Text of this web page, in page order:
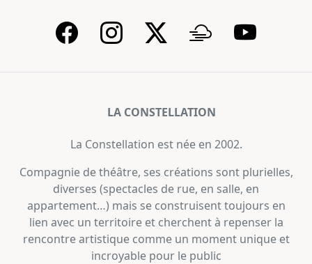
LA CONSTELLATION
La Constellation est née en 2002.
Compagnie de théâtre, ses créations sont plurielles,
diverses (spectacles de rue, en salle, en
appartement…) mais se construisent toujours en
lien avec un territoire et cherchent à repenser la
rencontre artistique comme un moment unique et
incroyable pour le public